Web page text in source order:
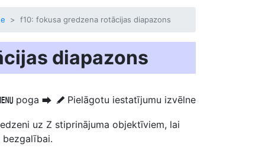
f10: fokusa gredzena rotācijas diapazons
diapazons
poga U A Pielāgotu iestatījumu izvēlne
uz Z stiprinājuma objektīviem, lai
bezgalībai.